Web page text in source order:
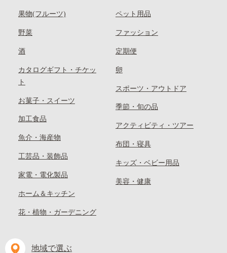
果物(フルーツ)
野菜
酒
カタログギフト・チケッ
ト
お菓子・スイーツ
加工食品
魚介・海産物
工芸品・装飾品
家電・電化製品
ホーム＆キッチン
花・植物・ガーデニング
ペット用品
ファッション
定期便
卵
スポーツ・アウトドア
季節・旬の品
アクティビティ・ツアー
布団・寝具
キッズ・ベビー用品
美容・健康
地域で選ぶ